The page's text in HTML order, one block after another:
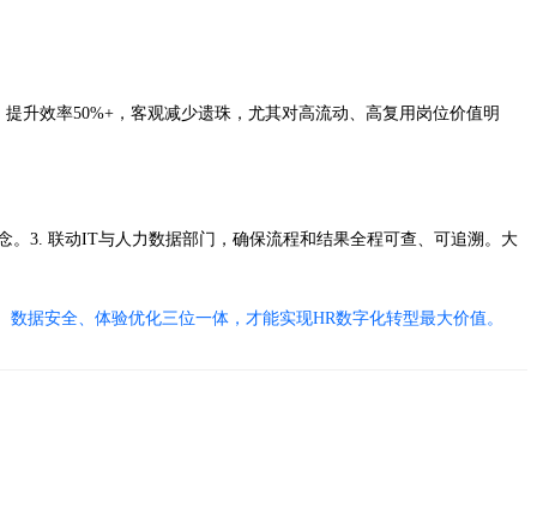
升效率50%+，客观减少遗珠，尤其对高流动、高复用岗位价值明
3. 联动IT与人力数据部门，确保流程和结果全程可查、可追溯。大
据安全、体验优化三位一体，才能实现HR数字化转型最大价值。